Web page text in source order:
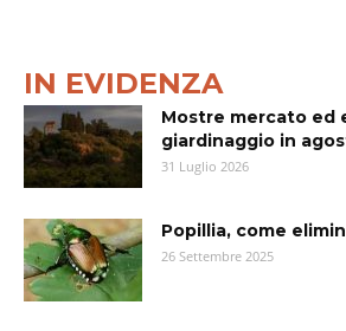
IN EVIDENZA
Mostre mercato ed
giardinaggio in
31 Luglio 2026
Popillia, come
26 Settembre 2025